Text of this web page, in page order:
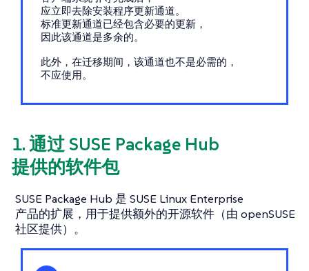
应立即去除安装程序更新通道。
标准更新通道已经包含必要的更新，
因此该通道是多余的。
此外，在迁移期间，该通道也不是必需的，
不应使用。
1. 通过 SUSE Package Hub
提供的软件包
SUSE Package Hub 是 SUSE Linux Enterprise
产品的扩展，用于提供额外的开源软件（由 openSUSE
社区提供）。